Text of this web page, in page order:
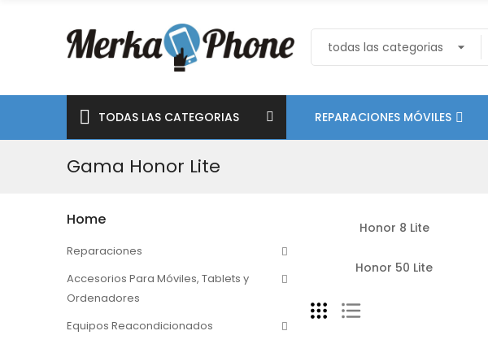
TODAS LAS CATEGORIAS REPARACIONES MÓVILES
Gama Honor Lite
Home
Reparaciones
Accesorios Para Móviles, Tablets y
Ordenadores
Equipos Reacondicionados
Honor 8 Lite
Honor 50 Lite